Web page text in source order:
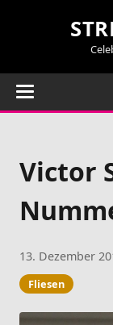
Victor
13. Dezember
Fliesen